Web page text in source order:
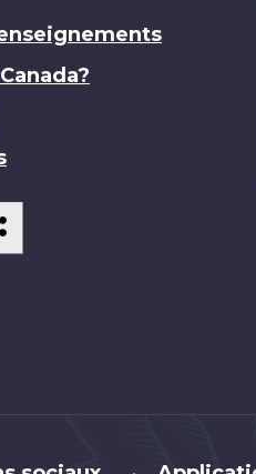
Suivez-
nous